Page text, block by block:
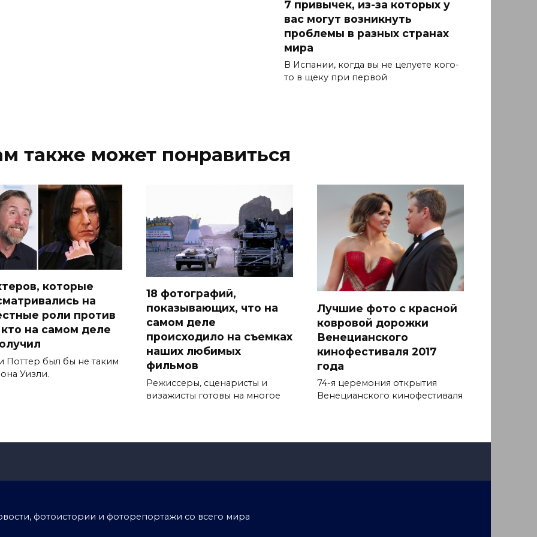
7 привычек, из-за которых у
вас могут возникнуть
проблемы в разных странах
мира
В Испании, когда вы не целуете кого-
то в щеку при первой
также может понравиться
которые
на
роли против
кто на самом деле
Поттер был бы не таким
Уизли.
18 фотографий,
показывающих, что на
самом деле
происходило на съемках
наших любимых
фильмов
Режиссеры, сценаристы и
визажисты готовы на многое
Лучшие фото с красной
ковровой дорожки
Венецианского
кинофестиваля 2017
года
74-я церемония открытия
Венецианского кинофестиваля
фотоистории и фоторепортажи со всего мира